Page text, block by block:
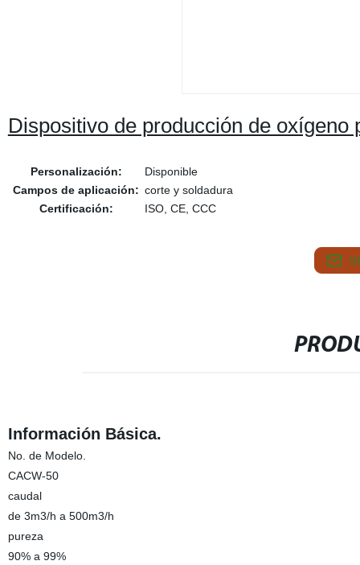
Dispositivo de producción de oxígeno
Personalización:
Disponible
Campos de aplicación: corte y soldadura
Certificación:
ISO, CE, CCC
Información Básica.
No. de Modelo.
CACW-50
caudal
de 3m3/h a 500m3/h
pureza
90% a 99%